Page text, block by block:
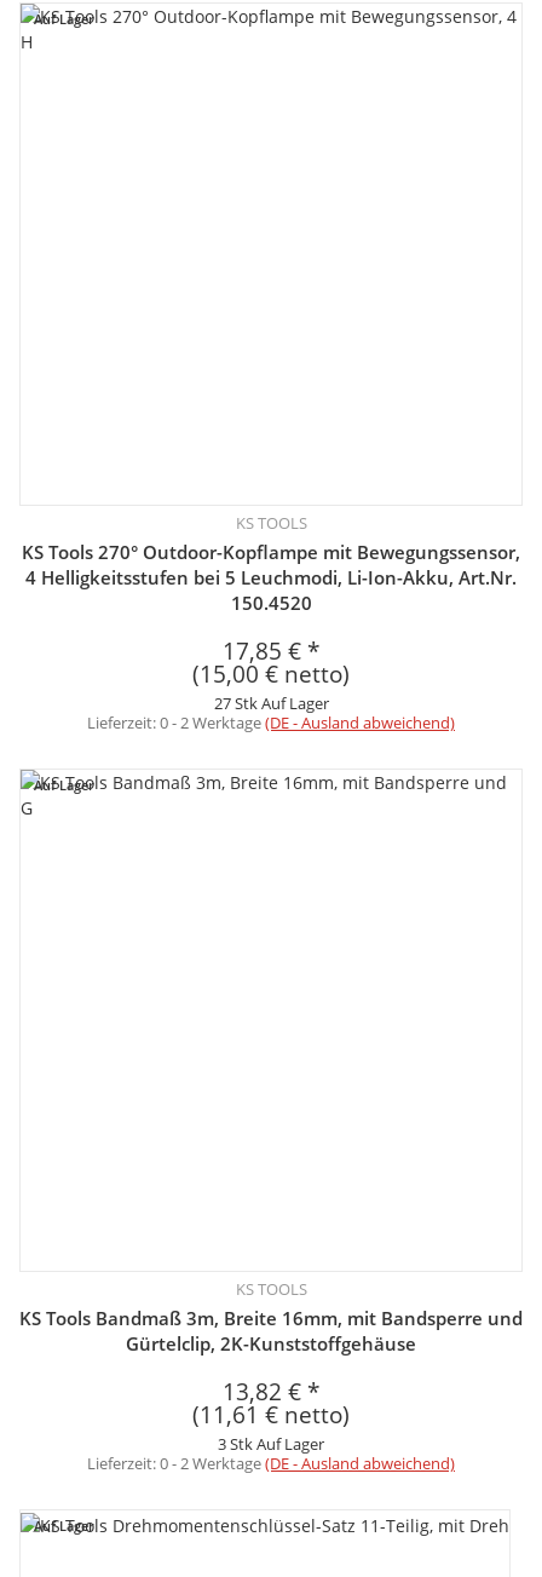
Auf Lager
KS TOOLS
KS Tools 270° Outdoor-Kopflampe mit Bewegungssensor,
4 Helligkeitsstufen bei 5 Leuchmodi, Li-Ion-Akku, Art.Nr.
150.4520
17,85 € *
(15,00 € netto)
27 Stk Auf Lager
Lieferzeit:0 - 2 Werktage(DE - Ausland abweichend)
Auf Lager
KS TOOLS
KS Tools Bandmaß 3m, Breite 16mm, mit Bandsperre und
Gürtelclip, 2K-Kunststoffgehäuse
13,82 € *
(11,61 € netto)
3 Stk Auf Lager
Lieferzeit:0 - 2 Werktage(DE - Ausland abweichend)
Auf Lager